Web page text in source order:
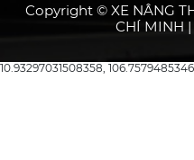
Copyright © XE NÂNG
CHÍ MINH
10.93297031508358,